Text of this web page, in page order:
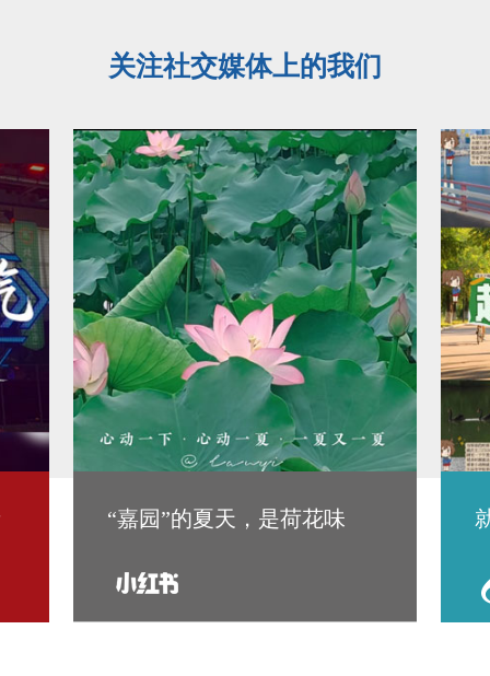
关注社交媒体上的我们
“嘉园”的夏天，是荷花味